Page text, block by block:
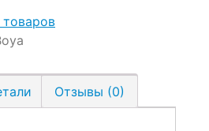
Отзывы (0)